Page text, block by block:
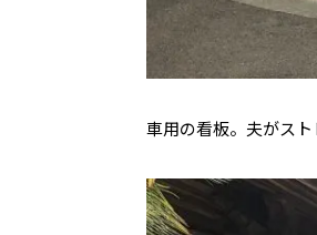
車用の看板。夫がス